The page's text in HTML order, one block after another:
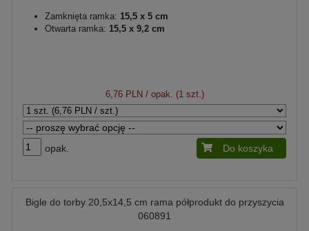
Zamknięta ramka: 15,5 x 5 cm
Otwarta ramka: 15,5 x 9,2 cm
6,76 PLN/ opak. (1 szt.)
opak. Do koszyka
Bigle do torby 20,5x14,5 cm rama półprodukt do przyszycia
060891